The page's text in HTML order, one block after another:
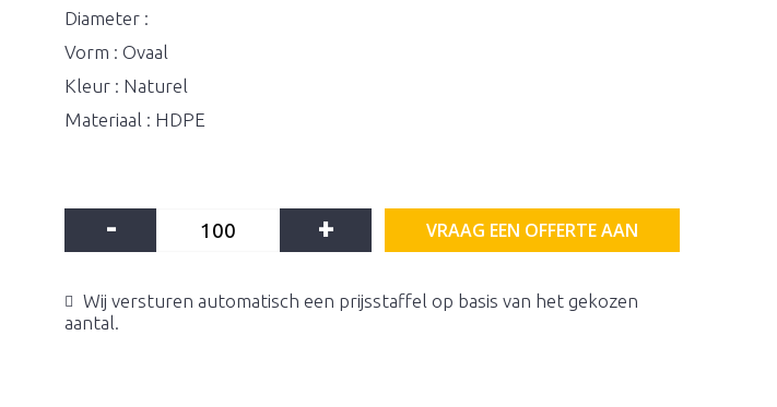
Diameter :
Vorm : Ovaal
Kleur : Naturel
Materiaal : HDPE
- + VRAAG EEN OFFERTE AAN
Wij versturen automatisch een prijsstaffel op basis van het gekozen
aantal.